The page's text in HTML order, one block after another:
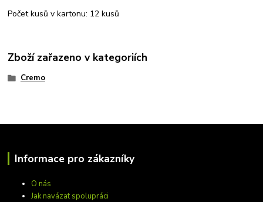
Počet kusů v kartonu: 12 kusů
Zboží zařazeno v kategoriích
Cremo
Informace pro zákazníky
O nás
Jak navázat spolupráci